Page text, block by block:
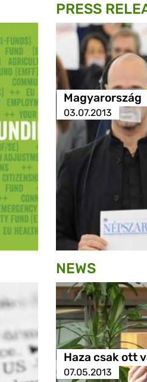
PRESS
Magyarország
03.07.2013
NEWS
Haza csak ott
07.05.2013